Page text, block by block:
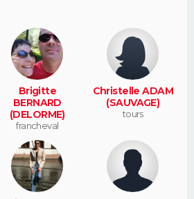
Brigitte
BERNARD
(DELORME)
francheval
Christelle ADAM
(SAUVAGE)
tours